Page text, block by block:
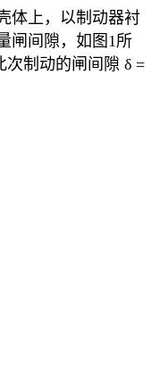
体上，以制动器衬
闸间隙，如图1所
制动的闸间隙 δ =